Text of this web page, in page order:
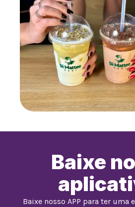
Baixe
Baixe nosso APP para ter uma